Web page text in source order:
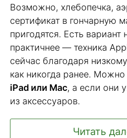
Возможно, хлебопечка,
сертификат в гончарную
пригодятся. Есть вариант
практичнее — техника
сейчас благодаря
как никогда ранее. Можно
iPad или Mac, а если они
из аксессуаров.
Читать